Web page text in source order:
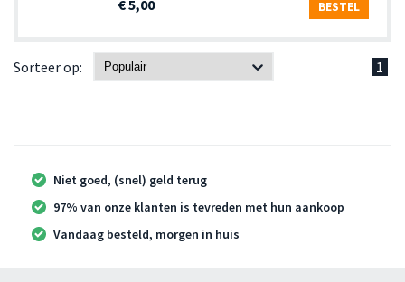
€ 5,00
BESTEL
Sorteer op: 1
Niet goed, (snel) geld terug
97% van onze klanten is tevreden met hun aankoop
Vandaag besteld, morgen in huis